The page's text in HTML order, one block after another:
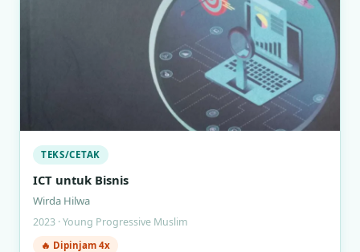
TEKS/CETAK
ICT untuk Bisnis
Wirda Hilwa
2023 · Young Progressive Muslim
🔥 Dipinjam 4x